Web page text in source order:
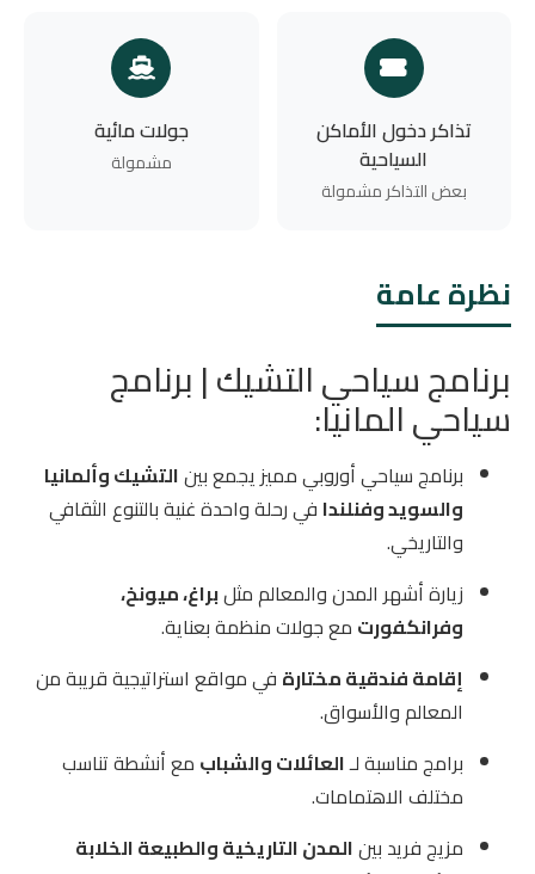
تذاكر دخول الأماكن
السياحية
بعض التذاكر مشمولة
جولات مائية
مشمولة
نظرة عامة
برنامج سياحي التشيك | برنامج
سياحي المانيا:
برنامج سياحي أوروبي مميز يجمع بينالتشيك وألمانيا
والسويد وفنلندا في رحلة واحدة غنية بالتنوع الثقافي
والتاريخي.
زيارة أشهر المدن والمعالم مثلبراغ، ميونخ،
وفرانكفورت مع جولات منظمة بعناية.
إقامة فندقية مختارة في مواقع استراتيجية قريبة من
المعالم والأسواق.
برامج مناسبة لـالعائلات والشباب مع أنشطة تناسب
مختلف الاهتمامات.
مزيج فريد بينالمدن التاريخية والطبيعة الخلابة